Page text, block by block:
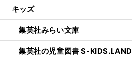
キッズ
集英社みらい文庫
集英社の児童図書 S-KIDS.LAND